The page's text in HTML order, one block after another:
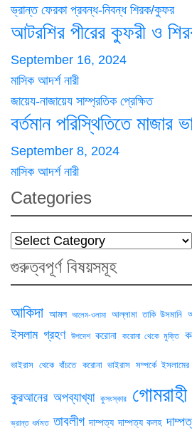
ভ্রান্ত ফেরকা প্রবন্ধ-নিবন্ধ শিরক/কুফর
আটরশির পীরের কুফরী ও
September 16, 2024
মাসিক আদর্শ নারী
জায়েয-নাজায়েয সাম্প্রতিক প্রেক্ষিত
বর্তমান পরিস্থিতিতে মাজার
September 8, 2024
মাসিক আদর্শ নারী
Categories
Categories
গুরুত্বপূর্ণ বিষয়সমূহ
আকিদা আমল আলেম-ওলামা আল্লামা তাকি উসমানি
ইসলাম গ্রহণ উপদেশ করোনা করোনা থেকে মুক্তি
ভাইরাস থেকে বাঁচতে করোনা ভাইরাস সম্পর্কে ইসলামের
কুরআনের অপব্যাখ্যা কুসংস্কার গোমরাহী
ভ্রান্ত ধর্মমত তাবলীগ দাম্পত্য দাম্পত্য কলহ